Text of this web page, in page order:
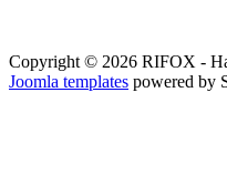
Copyright © 2026 RIFOX -
Joomla templates powered by